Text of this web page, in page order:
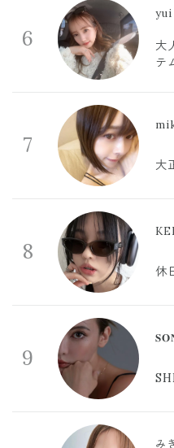
6
yui
大
テ
7
大
8
KEI
休
9
み